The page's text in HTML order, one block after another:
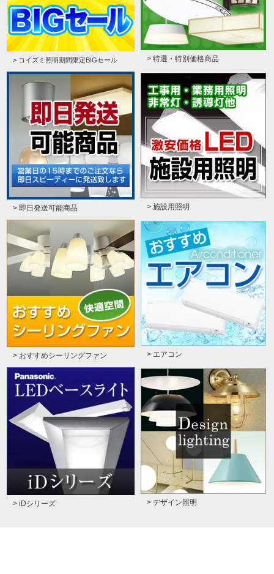
> コイズミ照明期間限定BIGセール > 特選・特別価格商品
> 即日発送可能商品 > 施設用照明
> おすすめシーリングファン > エアコン
> iDシリーズ > デザイン照明